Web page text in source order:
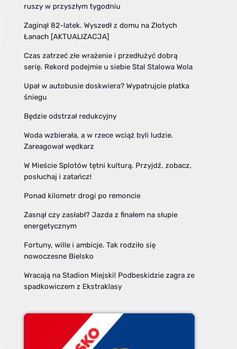
ruszy w przyszłym tygodniu
Zaginął 82-latek. Wyszedł z domu na Złotych
Łanach [AKTUALIZACJA]
Czas zatrzeć złe wrażenie i przedłużyć dobrą
serię. Rekord podejmie u siebie Stal Stalowa Wola
Upał w autobusie doskwiera? Wypatrujcie płatka
śniegu
Będzie odstrzał redukcyjny
Woda wzbierała, a w rzece wciąż byli ludzie.
Zareagował wędkarz
W Mieście Splotów tętni kulturą. Przyjdź, zobacz,
posłuchaj i zatańcz!
Ponad kilometr drogi po remoncie
Zasnął czy zasłabł? Jazda z finałem na słupie
energetycznym
Fortuny, wille i ambicje. Tak rodziło się
nowoczesne Bielsko
Wracają na Stadion Miejski! Podbeskidzie zagra ze
spadkowiczem z Ekstraklasy